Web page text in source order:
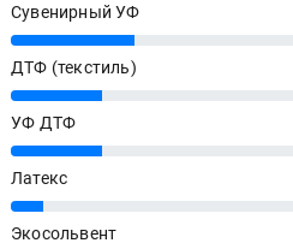
Сувенирный УФ
27%
ДТФ (текстиль)
20%
УФ ДТФ
20%
Латекс
7%
Экосольвент